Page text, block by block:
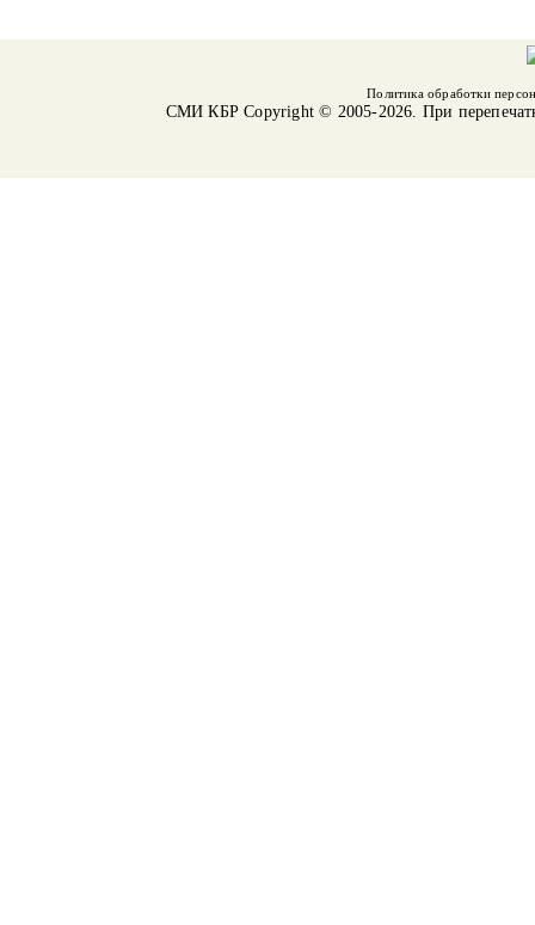
Политика обработки
СМИ КБРCopyright © 2005-2026. При